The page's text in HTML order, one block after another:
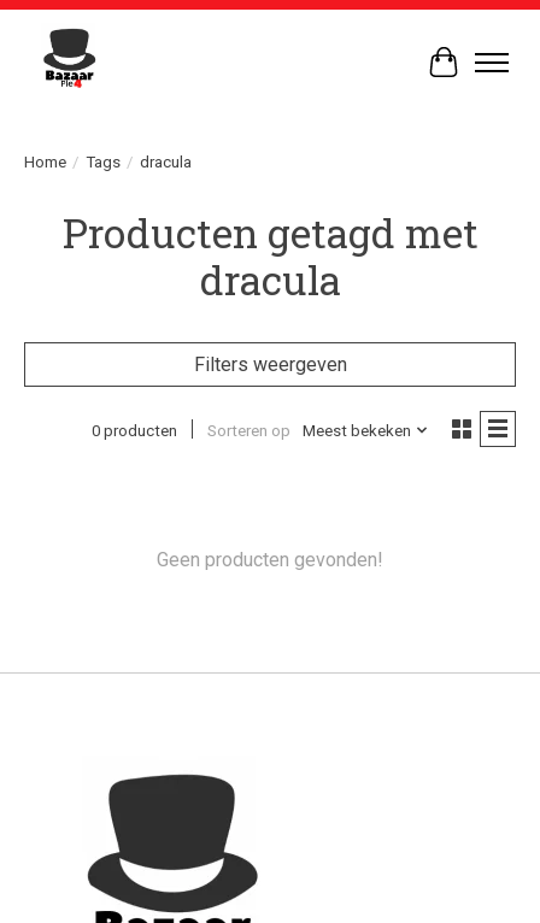
Home / Tags / dracula
Producten getagd met
dracula
Filters weergeven
0 producten Sorteren op Meest bekeken
Geen producten gevonden!